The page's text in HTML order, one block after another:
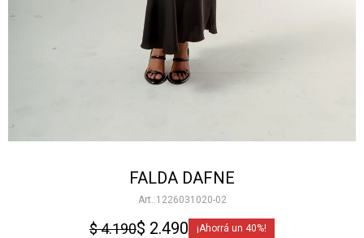
FALDA DAFNE
1226031020-02
$ 2.490
$4.190 40